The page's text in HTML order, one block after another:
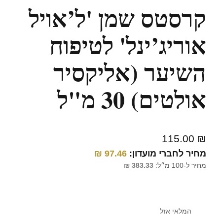
קרסטס שמן 'ל’אויל
אוריג’ינל' לטיפוח
השיער (אליקסיר
אולטים) 30 מ"ל
115.00 ₪
מחיר לחברי מועדון: 97.46
₪
מחיר ל-100 מ״ל: 383.33
₪
המלאי אזל